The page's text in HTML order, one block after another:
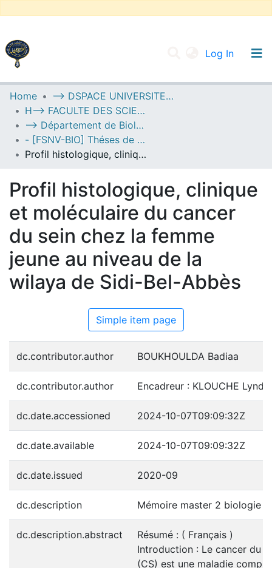
Log In
UNIVERSITY OF D.L SIDI BEL ABBES
Communities & Collections
All of DSpace
Statistics
Home
--> DSPACE UNIVERSITE DJILALLI LIABES DE SIDI BEL ABBES
H--> FACULTE DES SCIENCES DE LA NATURE ET DE LA VIE
--> Département de Biologie
- [FSNV-BIO] Théses de Master II
Profil histologique, clinique et moléculaire du cancer du sein chez la femme jeune au niveau de la wilaya de Sidi-Bel-Abbès
Profil histologique, clinique
et moléculaire du cancer
du sein chez la femme
jeune au niveau de la
wilaya de Sidi-Bel-Abbès
Simple item page
dc.contributor.author BOUKHOULDA Badiaa
dc.contributor.author Encadreur : KLOUCHE Lynda
dc.date.accessioned 2024-10-07T09:09:32Z
dc.date.available 2024-10-07T09:09:32Z
dc.date.issued 2020-09
dc.description Mémoire master 2 biologie
dc.description.abstract
Résumé : ( Français )
Introduction : Le cancer du
(CS) est une maladie